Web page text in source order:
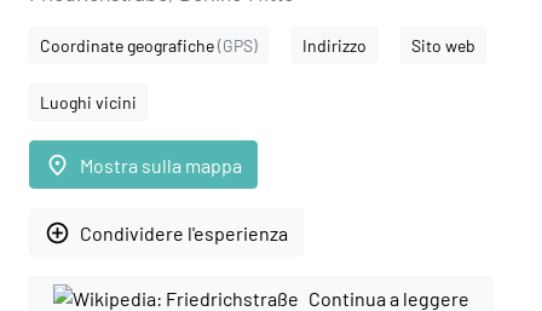
Coordinate geografiche(GPS) Indirizzo Sito web
Luoghi vicini
place Mostra sulla mappa
add_circle_outline Condividere l'esperienza
Continua a leggere